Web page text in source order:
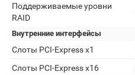
Поддерживаемые уровни
RAID
Внутренние интерфейсы
Слоты PCI-Express x1
Слоты PCI-Express x16